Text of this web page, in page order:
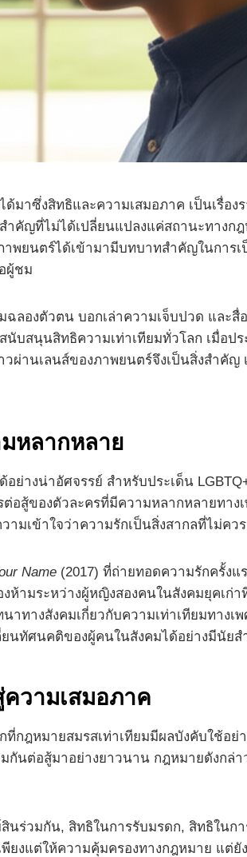
มาซึ่งสิทธิและความเสมอภาค เป็นเรื่อ
คัญที่ไม่ได้เปลี่ยนแปลงแค่สถานะทางก
พยนตร์ได้เข้ามามีบทบาทสำคัญในการเ
ผู้ชม
ลองตัวตน บอกเล่าความเจ็บปวด และ
สนุนสิทธิความเท่าเทียมทั่วโลก เมื่อป
ผ่านเลนส์ของภาพยนตร์จึงเป็นสิ่งสำคั
หลากหลาย
ย่างน่าอัศจรรย์ สำหรับประเด็น
อสู้ของตัวละครที่มีความหลากหลายทา
มเข้าใจว่าความรักเป็นสิ่งสากลที่ไม่คว
Name (2017) ที่ถ่ายทอดความรักครั้ง
งห้ามระหว่างผู้หญิงสองคนในสังคมยุคเ
าทางสังคมเกี่ยวกับความเท่าเทียมทา
ยนทัศนคติของผู้คนในสังคมได้อย่างมีนัย
วามเสมอภาค
กฎหมายสมรสเท่าเทียมมีผลบังคับใช้อย่
นต่อสู้มาอย่างยาวนาน กฎหมายดังกล่า
ร่วมกัน, สิทธิในการรับมรดก, สิทธิในก
งแต่ให้ความคุ้มครองทางกฎหมาย แต่ยั